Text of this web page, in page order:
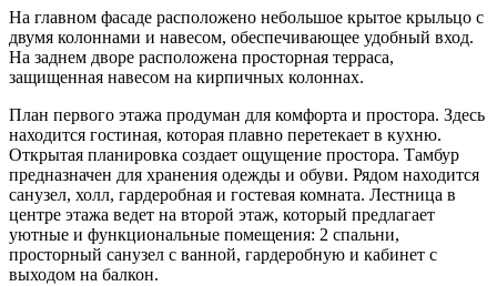
На главном фасаде расположено небольшое крытое крыльцо с
двумя колоннами и навесом, обеспечивающее удобный вход.
На заднем дворе расположена просторная терраса,
защищенная навесом на кирпичных колоннах.
План первого этажа продуман для комфорта и простора. Здесь
находится гостиная, которая плавно перетекает в кухню.
Открытая планировка создает ощущение простора. Тамбур
предназначен для хранения одежды и обуви. Рядом находится
санузел, холл, гардеробная и гостевая комната. Лестница в
центре этажа ведет на второй этаж, который предлагает
уютные и функциональные помещения: 2 спальни,
просторный санузел с ванной, гардеробную и кабинет с
выходом на балкон.